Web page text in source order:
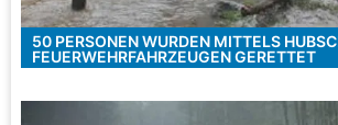
50 PERSONEN WURDEN MITTELS
FEUERWEHRFAHRZEUGEN GERETTET